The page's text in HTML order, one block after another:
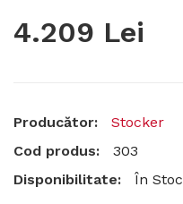
4.209 Lei
Producător:
Stocker
Cod produs:
303
Disponibilitate:
În Stoc